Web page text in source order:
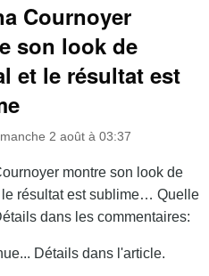
Cournoyer
son look de
et le résultat est
2 août à 03:37
montre son look de
le résultat est sublime… Quelle
dans les commentaires:
Détails dans l'article.